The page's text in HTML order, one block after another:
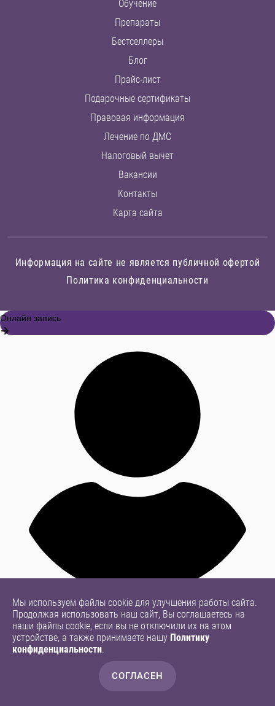
Обучение
Препараты
Бестселлеры
Блог
Прайс-лист
Подарочные сертификаты
Правовая информация
Лечение по ДМС
Налоговый вычет
Вакансии
Контакты
Карта сайта
Информация на сайте не является публичной офертой
Политика конфиденциальности
Мы используем файлы cookie для улучшения работы сайта.
Продолжая использовать наш сайт, Вы соглашаетесь на
наши файлы cookie, если вы не отключили их на этом
устройстве, а также принимаете нашу Политику
конфиденциальности.
СОГЛАСЕН